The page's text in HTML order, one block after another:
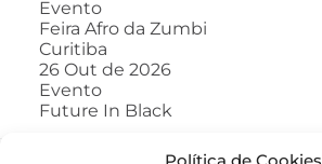
Política de Cookies
Evento
Feira Afro da Zumbi
Curitiba
26 Out de 2026
Evento
Future In Black